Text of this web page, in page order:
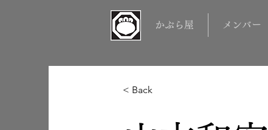
かぶら屋 メンバー
< Back